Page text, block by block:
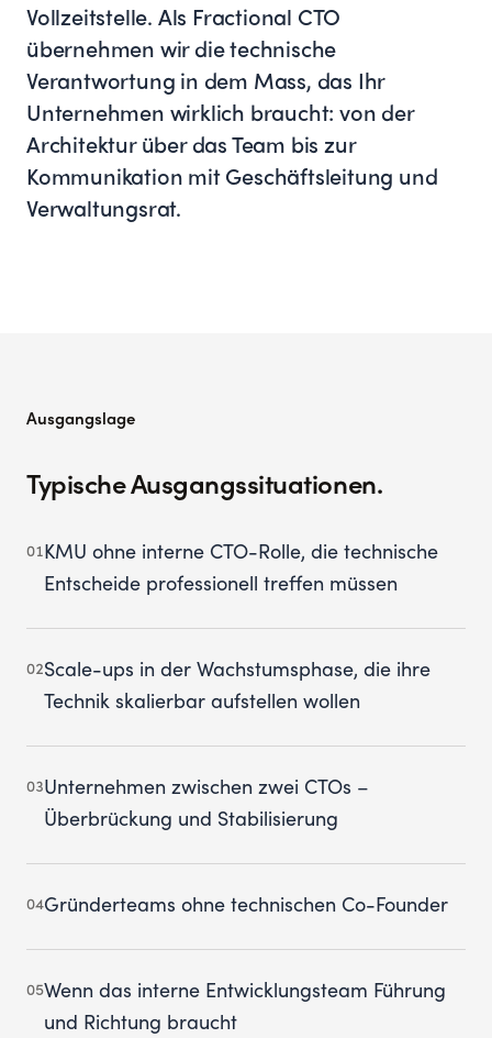
Vollzeitstelle. Als Fractional CTO
übernehmen wir die technische
Verantwortung in dem Mass, das Ihr
Unternehmen wirklich braucht: von der
Architektur über das Team bis zur
Kommunikation mit Geschäftsleitung und
Verwaltungsrat.
Ausgangslage
Typische Ausgangssituationen.
01 KMU ohne interne CTO-Rolle, die technische
Entscheide professionell treffen müssen
02Scale-ups in der Wachstumsphase, die ihre
Technik skalierbar aufstellen wollen
03Unternehmen zwischen zwei CTOs –
Überbrückung und Stabilisierung
04Gründerteams ohne technischen Co-Founder
05Wenn das interne Entwicklungsteam Führung
und Richtung braucht